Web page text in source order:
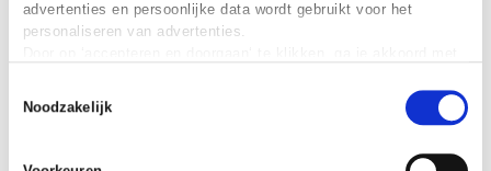
advertenties en persoonlijke data wordt gebruikt voor het
personaliseren van advertenties.
verklaring.
Noodzakelijk